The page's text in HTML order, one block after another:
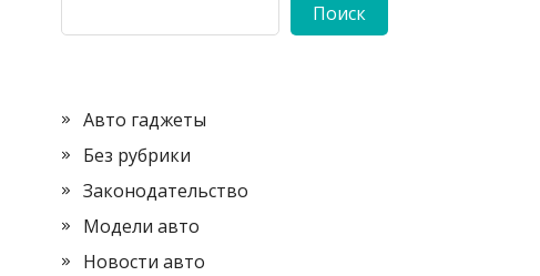
Поиск
Авто гаджеты
Без рубрики
Законодательство
Модели авто
Новости авто